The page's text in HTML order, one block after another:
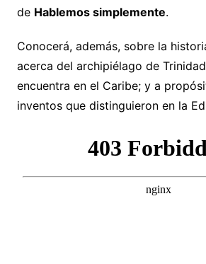
de Hablemos simplemente.
Conocerá, además, sobre la
acerca del archipiélago de
encuentra en el Caribe; y a
inventos que distinguieron en la